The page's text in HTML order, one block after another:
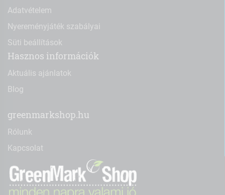
Adatvételem
Nyereményjáték szabályai
Süti beállítások
Hasznos információk
Aktuális ajánlatok
Blog
greenmarkshop.hu
Rólunk
Kapcsolat